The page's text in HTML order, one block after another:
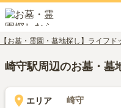
【お墓・霊園・墓地探し】ライフド
崎守駅周辺のお墓・墓
エリア 崎守